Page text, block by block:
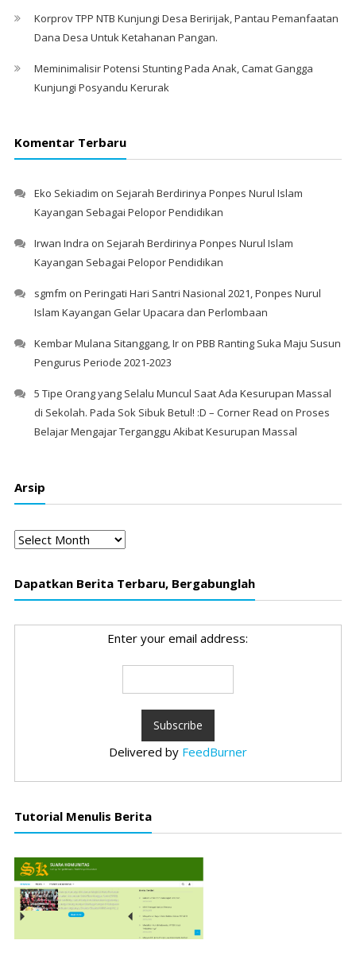
Korprov TPP NTB Kunjungi Desa Beririjak, Pantau Pemanfaatan
Dana Desa Untuk Ketahanan Pangan.
Meminimalisir Potensi Stunting Pada Anak, Camat Gangga
Kunjungi Posyandu Kerurak
Komentar Terbaru
Eko Sekiadim on Sejarah Berdirinya Ponpes Nurul Islam
Kayangan Sebagai Pelopor Pendidikan
Irwan Indra on Sejarah Berdirinya Ponpes Nurul Islam
Kayangan Sebagai Pelopor Pendidikan
sgmfm on Peringati Hari Santri Nasional 2021, Ponpes Nurul
Islam Kayangan Gelar Upacara dan Perlombaan
Kembar Mulana Sitanggang, Iron PBB Ranting Suka Maju Susun
Pengurus Periode 2021-2023
5 Tipe Orang yang Selalu Muncul Saat Ada Kesurupan Massal
di Sekolah. Pada Sok Sibuk Betul! :D – Corner Read on Proses
Belajar Mengajar Terganggu Akibat Kesurupan Massal
Arsip
Arsip
Dapatkan Berita Terbaru, Bergabunglah
Enter your email address:
Delivered by FeedBurner
Tutorial Menulis Berita